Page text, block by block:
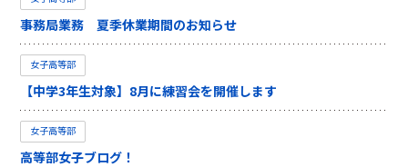
事務局業務 夏季休業期間のお知らせ
女子高等部
【中学3年生対象】8月に練習会を開催します
女子高等部
高等部女子ブログ！